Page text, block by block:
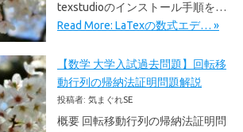
texstudioのインストール手順を…
Read More: LaTexの数式エデ… »
【数学 大学入試過去問題】回転移
動行列の帰納法証明問題解説
投稿者: 気まぐれSE
概要 回転移動行列の帰納法証明問